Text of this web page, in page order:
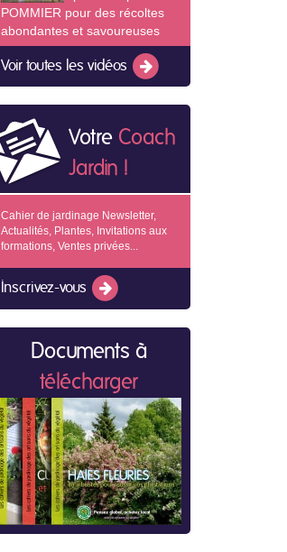
POMMIER pour des récoltes
abondantes et savoureuses
Voir toutes les vidéos
Votre Coach
Jardin !
Cahier de jardinage Newsletter,
Actualités, Plantes, Invitations aux
formations, Ventes privées...
Inscrivez-vous
Documents à
télécharger